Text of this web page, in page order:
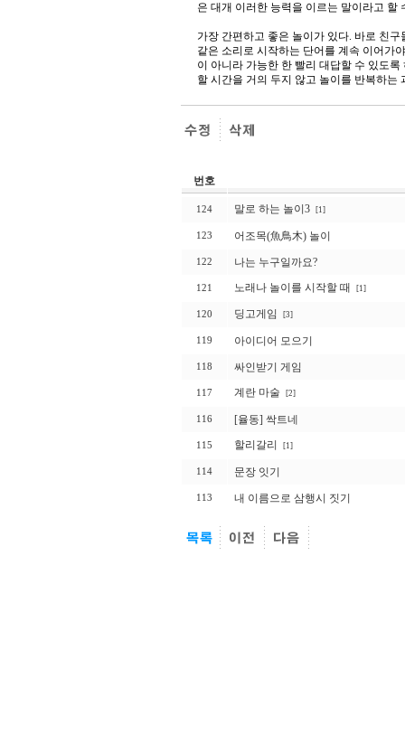
은 대개 이러한 능력을 이르는 말이라고 할
가장 간편하고 좋은 놀이가 있다. 바로 친
같은 소리로 시작하는 단어를 계속 이어가
이 아니라 가능한 한 빨리 대답할 수 있도
할 시간을 거의 두지 않고 놀이를 반복하는
번호
124 말로 하는 놀이3 [1]
123 어조목(魚鳥木) 놀이
122 나는 누구일까요?
121 노래나 놀이를 시작할 때 [1]
120 딩고게임 [3]
119 아이디어 모으기
118 싸인받기 게임
117 계란 마술 [2]
116 [율동] 싹트네
115 할리갈리 [1]
114 문장 잇기
113 내 이름으로 삼행시 짓기